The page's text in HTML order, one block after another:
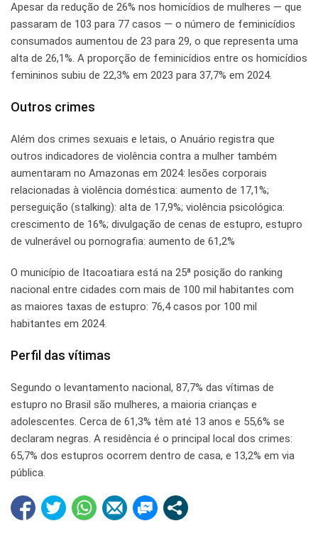
Apesar da redução de 26% nos homicídios de mulheres — que
passaram de 103 para 77 casos — o número de feminicídios
consumados aumentou de 23 para 29, o que representa uma
alta de 26,1%. A proporção de feminicídios entre os homicídios
femininos subiu de 22,3% em 2023 para 37,7% em 2024.
Outros crimes
Além dos crimes sexuais e letais, o Anuário registra que
outros indicadores de violência contra a mulher também
aumentaram no Amazonas em 2024: lesões corporais
relacionadas à violência doméstica: aumento de 17,1%;
perseguição (stalking): alta de 17,9%; violência psicológica:
crescimento de 16%; divulgação de cenas de estupro, estupro
de vulnerável ou pornografia: aumento de 61,2%
O município de Itacoatiara está na 25ª posição do ranking
nacional entre cidades com mais de 100 mil habitantes com
as maiores taxas de estupro: 76,4 casos por 100 mil
habitantes em 2024.
Perfil das vítimas
Segundo o levantamento nacional, 87,7% das vítimas de
estupro no Brasil são mulheres, a maioria crianças e
adolescentes. Cerca de 61,3% têm até 13 anos e 55,6% se
declaram negras. A residência é o principal local dos crimes:
65,7% dos estupros ocorrem dentro de casa, e 13,2% em via
pública.